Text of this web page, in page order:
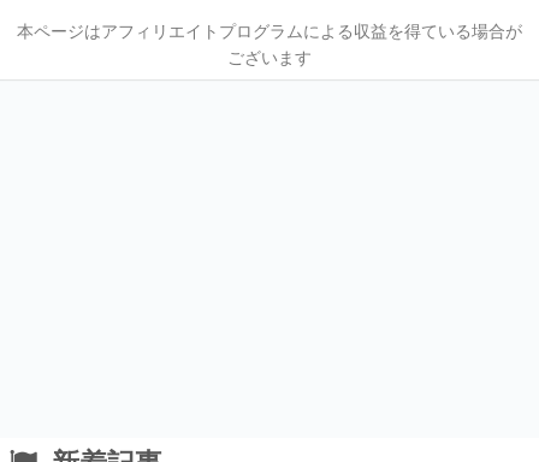
本ページはアフィリエイトプログラムによる収益を得ている場合が
ございます